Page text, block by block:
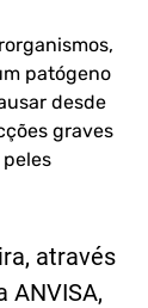
patógeno
desde
graves
através
ANVISA,